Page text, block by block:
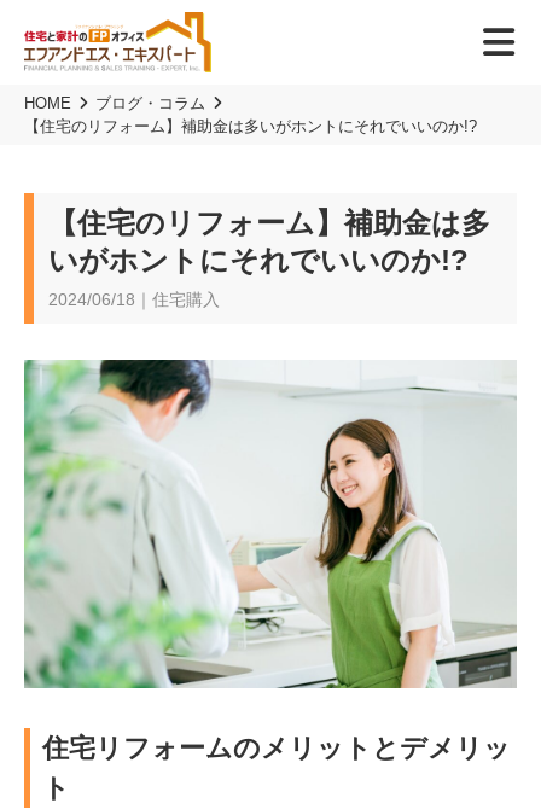
HOME
ブログ・コラム
【住宅のリフォーム】補助金は多いがホントにそれでいいのか!?
【住宅のリフォーム】補助金は多
いがホントにそれでいいのか!?
2024/06/18｜住宅購入
住宅リフォームのメリットとデメリッ
ト